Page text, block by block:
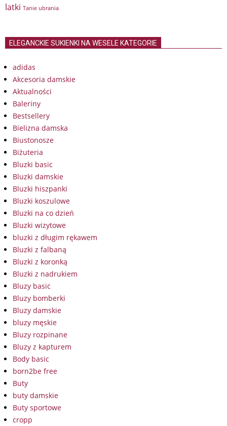
latki Tanie ubrania
ELEGANCKIE SUKIENKI NA WESELE KATEGORIE
adidas
Akcesoria damskie
Aktualności
Baleriny
Bestsellery
Bielizna damska
Biustonosze
Biżuteria
Bluzki basic
Bluzki damskie
Bluzki hiszpanki
Bluzki koszulowe
Bluzki na co dzień
Bluzki wizytowe
bluzki z długim rękawem
Bluzki z falbaną
Bluzki z koronką
Bluzki z nadrukiem
Bluzy basic
Bluzy bomberki
Bluzy damskie
bluzy męskie
Bluzy rozpinane
Bluzy z kapturem
Body basic
born2be free
Buty
buty damskie
Buty sportowe
cropp